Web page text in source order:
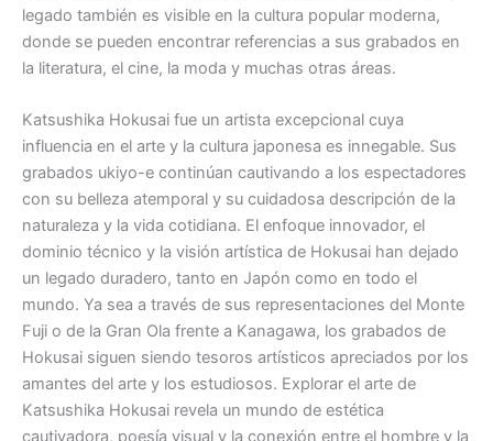
legado también es visible en la cultura popular moderna,
donde se pueden encontrar referencias a sus grabados en
la literatura, el cine, la moda y muchas otras áreas.
Katsushika Hokusai fue un artista excepcional cuya
influencia en el arte y la cultura japonesa es innegable. Sus
grabados ukiyo-e continúan cautivando a los espectadores
con su belleza atemporal y su cuidadosa descripción de la
naturaleza y la vida cotidiana. El enfoque innovador, el
dominio técnico y la visión artística de Hokusai han dejado
un legado duradero, tanto en Japón como en todo el
mundo. Ya sea a través de sus representaciones del Monte
Fuji o de la Gran Ola frente a Kanagawa, los grabados de
Hokusai siguen siendo tesoros artísticos apreciados por los
amantes del arte y los estudiosos. Explorar el arte de
Katsushika Hokusai revela un mundo de estética
cautivadora, poesía visual y la conexión entre el hombre y la